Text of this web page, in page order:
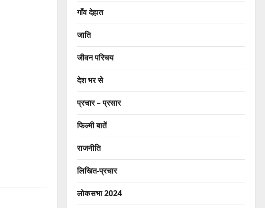
गाँव देहात
जाति
जीवन परिचय
देश भर से
प्रचार – प्रसार
फिल्मी बातें
राजनीति
लिखित-प्रचार
लोकसभा 2024